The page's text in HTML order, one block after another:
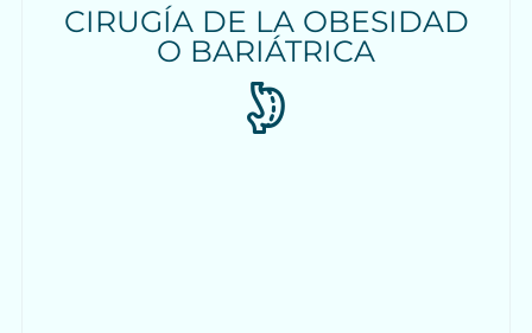
CIRUGÍA DE LA OBESIDAD
O BARIÁTRICA